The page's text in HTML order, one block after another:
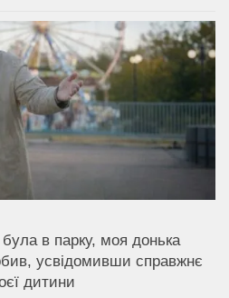
в парку, моя донька
усвідомивши справжнє
дитини